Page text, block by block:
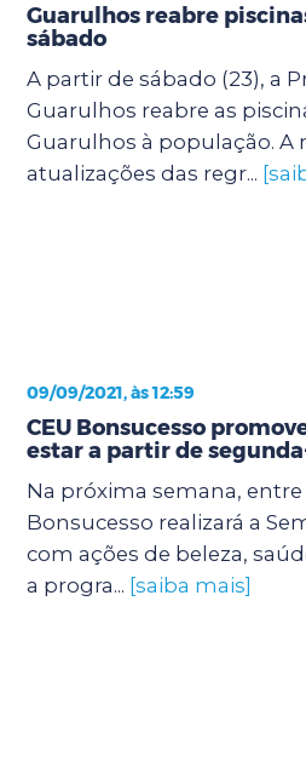
Guarulhos reabre
sábado
A partir de sábado (23), a
Guarulhos reabre as
Guarulhos à população. A
atualizações das regr...
09/09/2021, às 12:59
CEU Bonsucesso
estar a partir de
Na próxima semana, entre
Bonsucesso realizará a
com ações de beleza,
a progra... [saiba mais]